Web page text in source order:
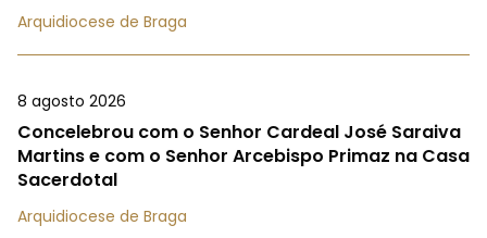
Arquidiocese de Braga
8 agosto 2026
Concelebrou com o Senhor Cardeal José Saraiva
Martins e com o Senhor Arcebispo Primaz na Casa
Sacerdotal
Arquidiocese de Braga